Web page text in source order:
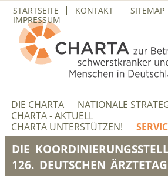
NAVIGATION
ÜBERSPRINGEN
STARTSEITE KONTAKT SITEMAP
IMPRESSUM
ÜBERSPRINGEN
DIE CHARTA
NATIONALE
CHARTA - AKTUELL
CHARTA UNTERSTÜTZEN!
DIE
126. DEUTSCHEN ÄRZTETAG